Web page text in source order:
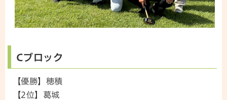
Cブロック
【優勝】穂積
【2位】葛城